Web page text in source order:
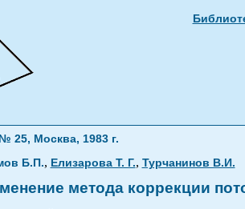
25, Москва, 1983 г.
Б.П., Елизарова Т. Г., Турчанинов В.И.
метода коррекции